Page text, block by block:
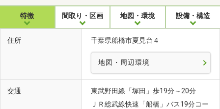
特徴 間取り・区画 地図・環境 設備・構造
住所 千葉県船橋市夏見台４
地図・周辺環境
交通
東武野田線「塚田」歩19分～20分
ＪＲ総武線快速「船橋」バス19分コー